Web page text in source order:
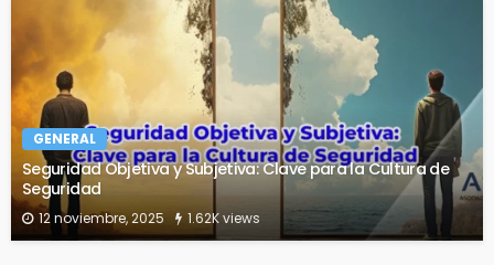
GENERAL
Seguridad Objetiva y Subjetiva: Clave para la Cultura de
Seguridad
12 noviembre, 2025 1.62K views